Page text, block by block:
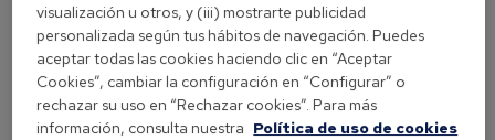
Alérgenos como polvo, polen o productos
químicos.
Cambios de clima.
Estrés o rascado excesivo.
visualización u otros, y (iii) mostrarte publicidad
personalizada según tus hábitos de navegación. Puedes
aceptar todas las cookies haciendo clic en “Aceptar
Cookies”, cambiar la configuración en “Configurar” o
rechazar su uso en “Rechazar cookies”. Para más
información, consulta nuestra Política de uso de cookies